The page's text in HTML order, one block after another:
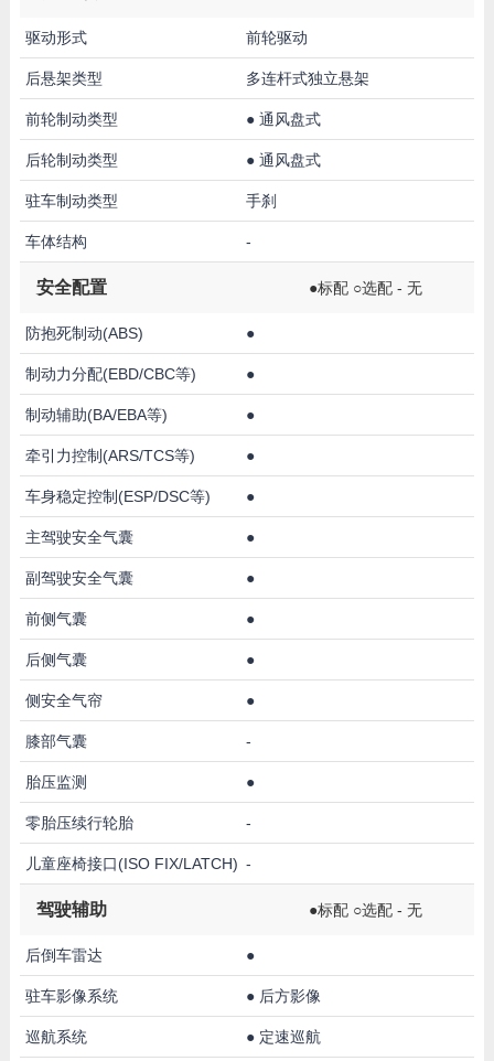
驱动形式 前轮驱动
后悬架类型 多连杆式独立悬架
前轮制动类型 ● 通风盘式
后轮制动类型 ● 通风盘式
驻车制动类型 手刹
车体结构 -
安全配置 ●标配 ○选配 - 无
防抱死制动(ABS) ●
制动力分配(EBD/CBC等) ●
制动辅助(BA/EBA等) ●
牵引力控制(ARS/TCS等) ●
车身稳定控制(ESP/DSC等) ●
主驾驶安全气囊 ●
副驾驶安全气囊 ●
前侧气囊 ●
后侧气囊 ●
侧安全气帘 ●
膝部气囊 -
胎压监测 ●
零胎压续行轮胎 -
儿童座椅接口(ISO FIX/LATCH) -
驾驶辅助 ●标配 ○选配 - 无
后倒车雷达 ●
驻车影像系统 ● 后方影像
巡航系统 ● 定速巡航